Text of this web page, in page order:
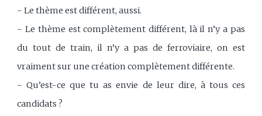
- Le thème est différent, aussi.
- Le thème est complètement différent, là il n’y a pas
du tout de train, il n’y a pas de ferroviaire, on est
vraiment sur une création complètement différente.
- Qu’est-ce que tu as envie de leur dire, à tous ces
candidats ?